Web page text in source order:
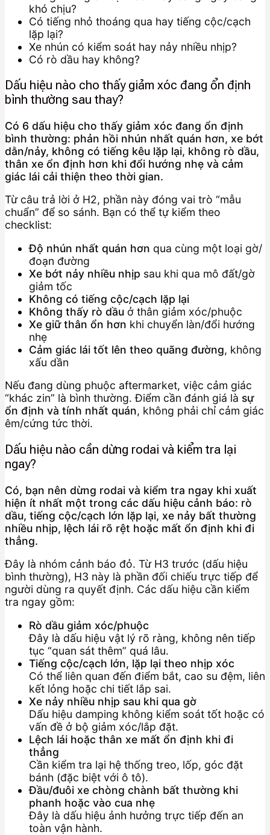
khó chịu?
Có tiếng nhỏ thoáng qua hay tiếng cộc/cạch
lặp lại?
Xe nhún có kiểm soát hay nảy nhiều nhịp?
Có rò dầu hay không?
Dấu hiệu nào cho thấy giảm xóc đang ổn định
bình thường sau thay?
Có 6 dấu hiệu cho thấy giảm xóc đang ổn định
bình thường: phản hồi nhún nhất quán hơn, xe bớt
dằn/nảy, không có tiếng kêu lặp lại, không rò dầu,
thân xe ổn định hơn khi đổi hướng nhẹ và cảm
giác lái cải thiện theo thời gian.
Từ câu trả lời ở H2, phần này đóng vai trò “mẫu
chuẩn” để so sánh. Bạn có thể tự kiểm theo
checklist:
Độ nhún nhất quán hơn qua cùng một loại gờ/
đoạn đường
Xe bớt nảy nhiều nhịp sau khi qua mô đất/gờ
giảm tốc
Không có tiếng cộc/cạch lặp lại
Không thấy rò dầu ở thân giảm xóc/phuộc
Xe giữ thân ổn hơn khi chuyển làn/đổi hướng
nhẹ
Cảm giác lái tốt lên theo quãng đường, không
xấu dần
Nếu đang dùng phuộc aftermarket, việc cảm giác
“khác zin” là bình thường. Điểm cần đánh giá là sự
ổn định và tính nhất quán, không phải chỉ cảm giác
êm/cứng tức thời.
Dấu hiệu nào cần dừng rodai và kiểm tra lại
ngay?
Có, bạn nên dừng rodai và kiểm tra ngay khi xuất
hiện ít nhất một trong các dấu hiệu cảnh báo: rò
dầu, tiếng cộc/cạch lớn lặp lại, xe nảy bất thường
nhiều nhịp, lệch lái rõ rệt hoặc mất ổn định khi đi
thẳng.
Đây là nhóm cảnh báo đỏ. Từ H3 trước (dấu hiệu
bình thường), H3 này là phần đối chiếu trực tiếp để
người dùng ra quyết định. Các dấu hiệu cần kiểm
tra ngay gồm:
Rò dầu giảm xóc/phuộc
Đây là dấu hiệu vật lý rõ ràng, không nên tiếp
tục “quan sát thêm” quá lâu.
Tiếng cộc/cạch lớn, lặp lại theo nhịp xóc
Có thể liên quan đến điểm bắt, cao su đệm, liên
kết lỏng hoặc chi tiết lắp sai.
Xe nảy nhiều nhịp sau khi qua gờ
Dấu hiệu damping không kiểm soát tốt hoặc có
vấn đề ở bộ giảm xóc/lắp đặt.
Lệch lái hoặc thân xe mất ổn định khi đi
thẳng
Cần kiểm tra lại hệ thống treo, lốp, góc đặt
bánh (đặc biệt với ô tô).
Đầu/đuôi xe chòng chành bất thường khi
phanh hoặc vào cua nhẹ
Đây là dấu hiệu ảnh hưởng trực tiếp đến an
toàn vận hành.